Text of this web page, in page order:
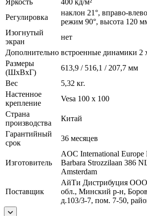
Регулировка
наклон 21°, вправо-
режим 90°, высота 120
Изогнутый
экран
нет
Дополнительно встроенные динамики 2
Размеры
(ШxВxГ)
613,9 / 516,1 / 207,7 мм
Вес
5,32 кг.
Настенное
крепление
Vesa 100 x 100
Страна
производства
Китай
Гарантийный
срок
36 месяцев
Изготовитель
AOC International
Barbara Strozzilaan 386
Amsterdam
Поставщик
АйТи Дистрибуция
обл., Минский р-н,
д.103/3-7, пом. 7-50,